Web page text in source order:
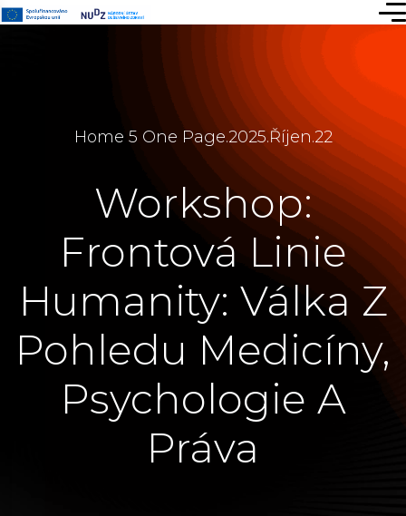
Home 5 One Page.2025.Říjen.22
Workshop:
Frontová Linie
Humanity: Válka Z
Pohledu Medicíny,
Psychologie A
Práva